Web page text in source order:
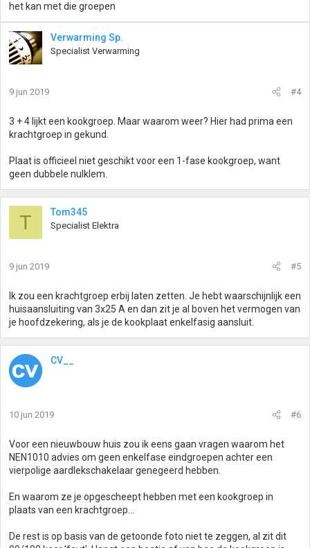
het kan met die groepen
Verwarming Sp.
Specialist Verwarming
9 jun 2019 #4
3 + 4 lijkt een kookgroep. Maar waarom weer? Hier had prima een
krachtgroep in gekund.
Plaat is officieel niet geschikt voor een 1-fase kookgroep, want
geen dubbele nulklem.
T Tom345
Specialist Elektra
9 jun 2019 #5
Ik zou een krachtgroep erbij laten zetten. Je hebt waarschijnlijk een
huisaansluiting van 3x25 A en dan zit je al boven het vermogen van
je hoofdzekering, als je de kookplaat enkelfasig aansluit.
CV__
10 jun 2019 #6
Voor een nieuwbouw huis zou ik eens gaan vragen waarom het
NEN1010 advies om geen enkelfase eindgroepen achter een
vierpolige aardlekschakelaar genegeerd hebben.
En waarom ze je opgescheept hebben met een kookgroep in
plaats van een krachtgroep...
De rest is op basis van de getoonde foto niet te zeggen, al zit dit